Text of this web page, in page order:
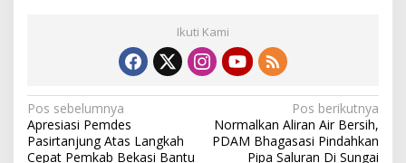
Ikuti Kami
N
a
Pos sebelumnya
Apresiasi Pemdes
Pasirtanjung Atas Langkah
Cepat Pemkab Bekasi Bantu
Pos berikutnya
Normalkan Aliran Air Bersih,
PDAM Bhagasasi Pindahkan
Pipa Saluran Di Sungai